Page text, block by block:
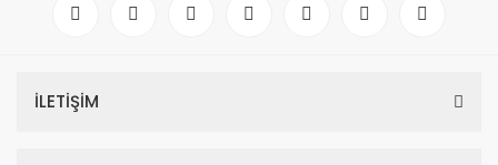
İLETİŞİM